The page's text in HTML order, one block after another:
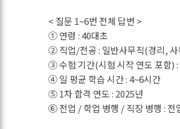
< 질문 1~6번 전체 답변 >
① 연령 : 40대초
② 직업/전공 : 일반사무직(경리,
③ 수험 기간(시험 시작 연도 포함)
④ 일 평균 학습 시간 : 4~6시간
⑤ 1차 합격 연도 : 2025년
⑥ 전업 / 학업 병행 / 직장 병행 : 전